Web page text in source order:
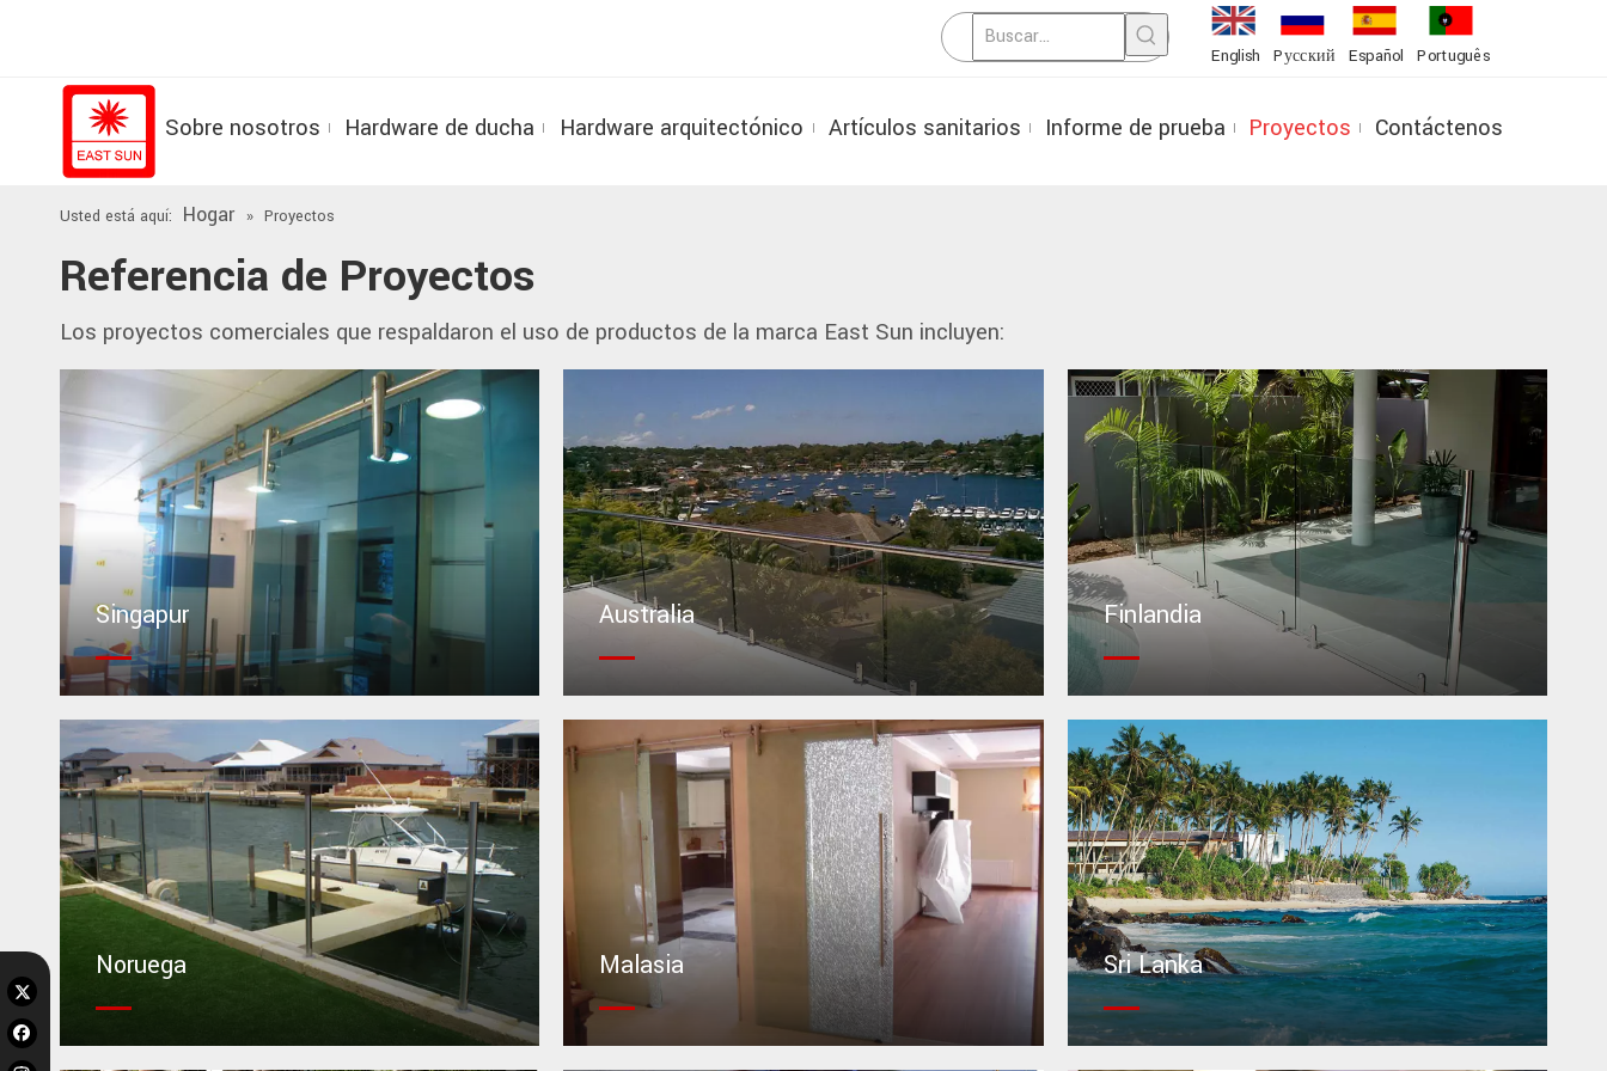
English Pусский Español Português
Sobre nosotros Hardware de ducha Hardware arquitectónico Artículos sanitarios Informe de prueba Proyectos Contáctenos
Usted está aquí: Hogar » Proyectos
Referencia de Proyectos
Los proyectos comerciales que respaldaron el uso de productos de la marca East Sun incluyen:
Singapur Australia Finlandia
Noruega Malasia Sri Lanka